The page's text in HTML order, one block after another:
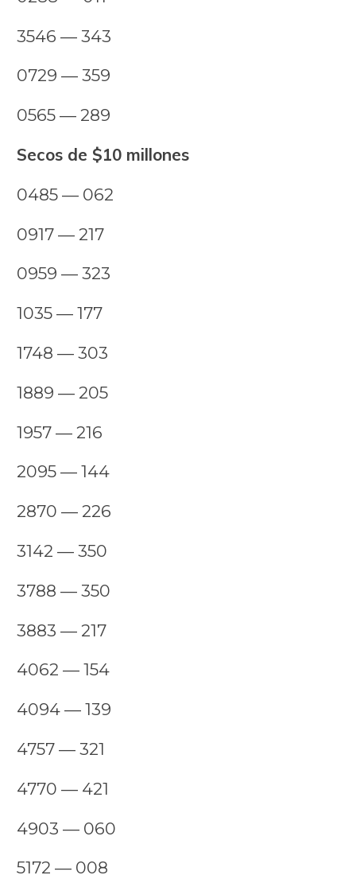
3546 — 343
0729 — 359
0565 — 289
Secos de $10 millones
0485 — 062
0917 — 217
0959 — 323
1035 — 177
1748 — 303
1889 — 205
1957 — 216
2095 — 144
2870 — 226
3142 — 350
3788 — 350
3883 — 217
4062 — 154
4094 — 139
4757 — 321
4770 — 421
4903 — 060
5172 — 008